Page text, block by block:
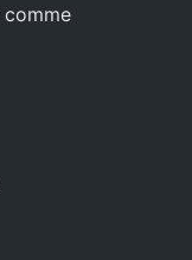
comme